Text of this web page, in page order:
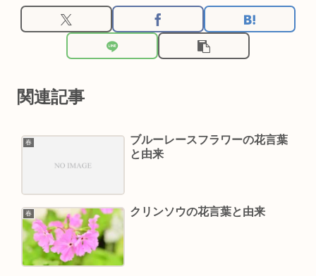
関連記事
春
ブルーレースフラワーの花言葉
と由来
春 クリンソウの花言葉と由来